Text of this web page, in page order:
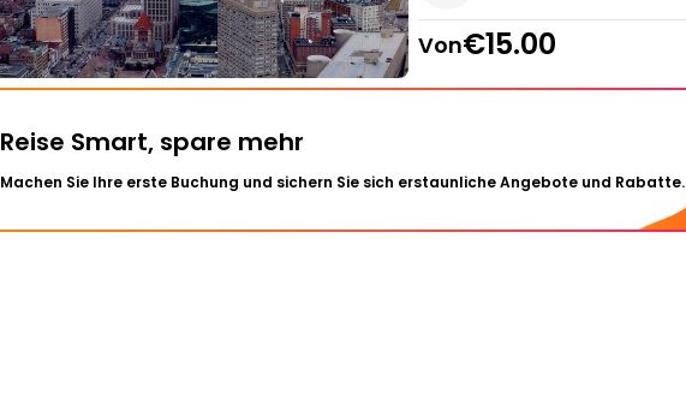
Von€15.00
Reise Smart, spare mehr
Machen Sie Ihre erste Buchung und sichern Sie sich erstaunliche Angebote und Rabatte.